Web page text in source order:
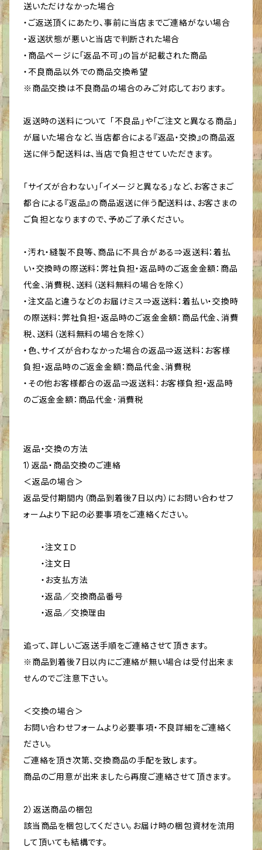
送いただけなかった場合
・ご返送頂くにあたり、事前に当店までご連絡がない場合
・返送状態が悪いと当店で判断された場合
・商品ページに「返品不可」の旨が記載された商品
・不良商品以外での商品交換希望
※商品交換は不良商品の場合のみご対応しております。
返送時の送料について 「不良品」や「ご注文と異なる商品」
が届いた場合など、当店都合による『返品・交換』の商品返
送に伴う配送料は、当店で負担させていただきます。
「サイズが合わない」「イメージと異なる」など、お客さまご
都合による『返品』の商品返送に伴う配送料は、お客さまの
ご負担となりますので、予めご了承ください。
・汚れ・縫製不良等、商品に不具合がある⇒返送料：着払
い・交換時の際送料：弊社負担・返品時のご返金金額：商品
代金、消費税、送料（送料無料の場合を除く）
・注文品と違うなどのお届けミス⇒返送料：着払い・交換時
の際送料：弊社負担・返品時のご返金金額：商品代金、消費
税、送料（送料無料の場合を除く）
・色、サイズが合わなかった場合の返品⇒返送料：お客様
負担・返品時のご返金金額：商品代金、消費税
・その他お客様都合の返品⇒返送料：お客様負担・返品時
のご返金金額：商品代金･消費税
返品・交換の方法
1）返品・商品交換のご連絡
＜返品の場合＞
返品受付期間内（商品到着後7日以内）にお問い合わせフ
ォームより下記の必要事項をご連絡ください。
・注文ＩＤ
・注文日
・お支払方法
・返品／交換商品番号
・返品／交換理由
追って、詳しいご返送手順をご連絡させて頂きます。
※商品到着後7日以内にご連絡が無い場合は受付出来ま
せんのでご注意下さい。
＜交換の場合＞
お問い合わせフォームより必要事項・不良詳細をご連絡く
ださい。
ご連絡を頂き次第、交換商品の手配を致します。
商品のご用意が出来ましたら再度ご連絡させて頂きます。
2）返送商品の梱包
該当商品を梱包してください。お届け時の梱包資材を流用
して頂いても結構です。